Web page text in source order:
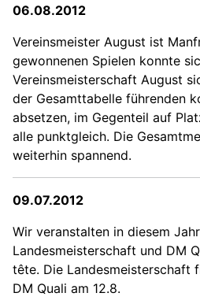
06.08.2012
Vereinsmeister August ist
gewonnenen Spielen konnte
Vereinsmeisterschaft August
der Gesamttabelle führenden
absetzen, im Gegenteil auf
alle punktgleich. Die
weiterhin spannend.
09.07.2012
Wir veranstalten in diesem
Landesmeisterschaft und DM
tête. Die Landesmeisterschaft
DM Quali am 12.8.